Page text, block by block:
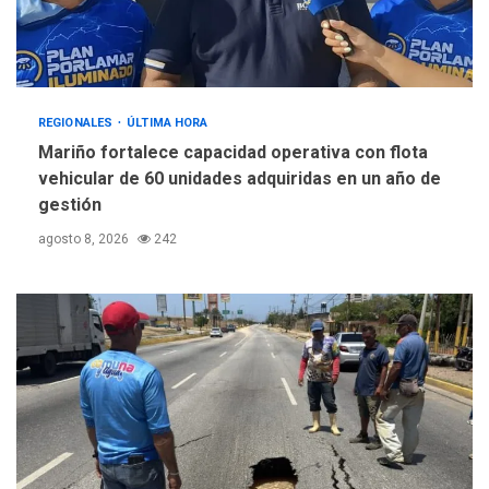
REGIONALES ÚLTIMA HORA
Mariño fortalece capacidad operativa con flota
vehicular de 60 unidades adquiridas en un año de
gestión
agosto 8, 2026 242